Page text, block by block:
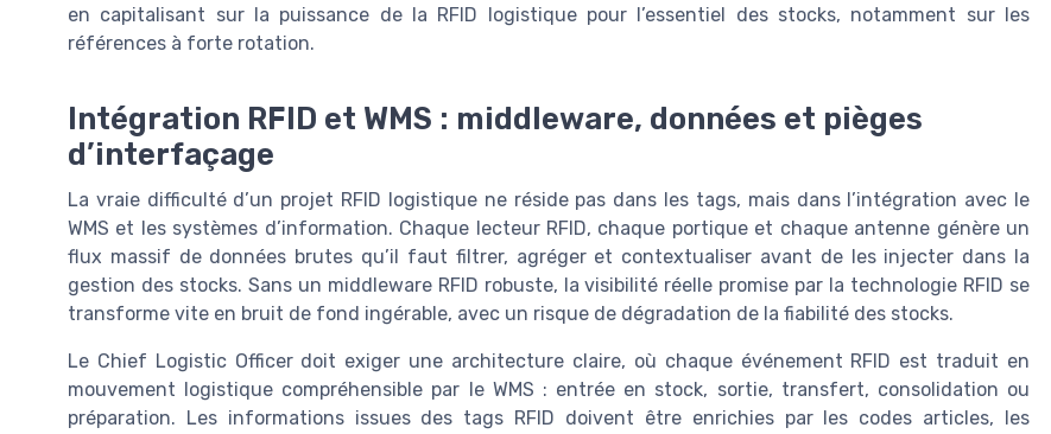
en capitalisant sur la puissance de la RFID logistique pour l’essentiel des stocks, notamment sur les
références à forte rotation.
Intégration RFID et WMS : middleware, données et pièges
d’interfaçage
La vraie difficulté d’un projet RFID logistique ne réside pas dans les tags, mais dans l’intégration avec le
WMS et les systèmes d’information. Chaque lecteur RFID, chaque portique et chaque antenne génère un
flux massif de données brutes qu’il faut filtrer, agréger et contextualiser avant de les injecter dans la
gestion des stocks. Sans un middleware RFID robuste, la visibilité réelle promise par la technologie RFID se
transforme vite en bruit de fond ingérable, avec un risque de dégradation de la fiabilité des stocks.
Le Chief Logistic Officer doit exiger une architecture claire, où chaque événement RFID est traduit en
mouvement logistique compréhensible par le WMS : entrée en stock, sortie, transfert, consolidation ou
préparation. Les informations issues des tags RFID doivent être enrichies par les codes articles, les